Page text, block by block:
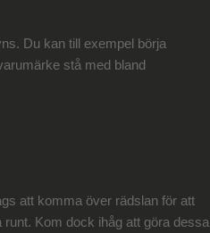
Du kan till exempel börja
stå med bland
att komma över rädslan för att
runt. Kom dock ihåg att göra dessa